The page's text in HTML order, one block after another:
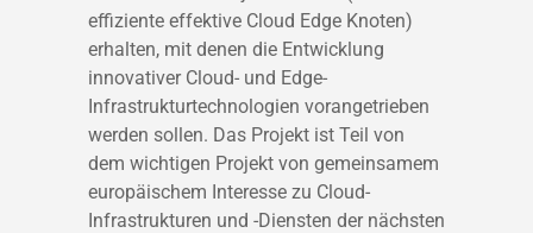
effiziente effektive Cloud Edge Knoten)
erhalten, mit denen die Entwicklung
innovativer Cloud- und Edge-
Infrastrukturtechnologien vorangetrieben
werden sollen. Das Projekt ist Teil von
dem wichtigen Projekt von gemeinsamem
europäischem Interesse zu Cloud-
Infrastrukturen und -Diensten der nächsten